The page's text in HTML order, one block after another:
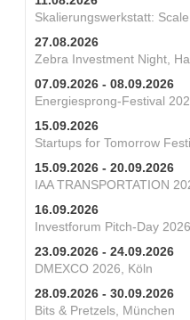
Skalierungswerkstatt:
27.08.2026
Zebra Investment Night,
07.09.2026 - 08.09.2026
Energiesprong-Festival
15.09.2026
Startups for Tomorrow
15.09.2026 - 20.09.2026
IAA TRANSPORTATION
16.09.2026
Investforum Pitch-Day 2026
23.09.2026 - 24.09.2026
DMEXCO 2026, Köln
28.09.2026 - 30.09.2026
Bits & Pretzels, München